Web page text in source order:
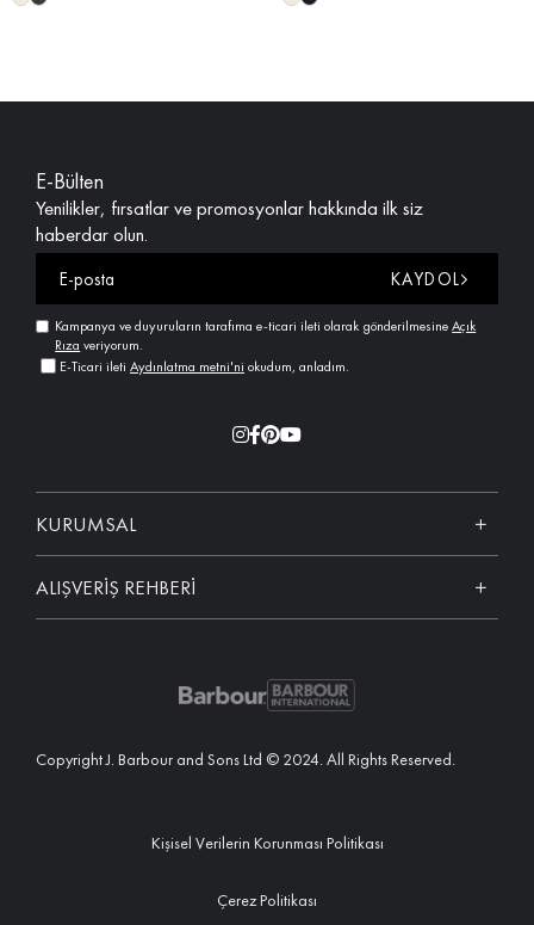
E-Bülten
Yenilikler, fırsatlar ve promosyonlar hakkında ilk siz
haberdar olun.
KAYDOL
Kampanya ve duyuruların tarafıma e-ticari ileti olarak gönderilmesineAçık
Rıza veriyorum.
E-Ticari ileti Aydınlatma metni'ni okudum, anladım.
KURUMSAL
ALIŞVERİŞ REHBERİ
Copyright J. Barbour and Sons Ltd © 2024. All Rights Reserved.
Kişisel Verilerin Korunması Politikası
Çerez Politikası